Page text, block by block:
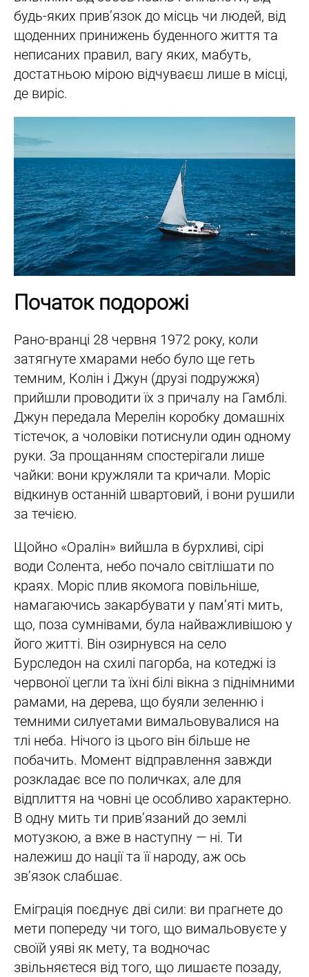
будь-яких прив’язок до місць чи людей, від
щоденних принижень буденного життя та
неписаних правил, вагу яких, мабуть,
достатньою мірою відчуваєш лише в місці,
де виріс.
Початок подорожі
Рано-вранці 28 червня 1972 року, коли
затягнуте хмарами небо було ще геть
темним, Колін і Джун (друзі подружжя)
прийшли проводити їх з причалу на Гамблі.
Джун передала Мерелін коробку домашніх
тістечок, а чоловіки потиснули один одному
руки. За прощанням спостерігали лише
чайки: вони кружляли та кричали. Моріс
відкинув останній швартовий, і вони рушили
за течією.
Щойно «Оралін» вийшла в бурхливі, сірі
води Солента, небо почало світлішати по
краях. Моріс плив якомога повільніше,
намагаючись закарбувати у пам’яті мить,
що, поза сумнівами, була найважливішою у
його житті. Він озирнувся на село
Бурследон на схилі пагорба, на котеджі із
червоної цегли та їхні білі вікна з піднімними
рамами, на дерева, що буяли зеленню і
темними силуетами вимальовувалися на
тлі неба. Нічого із цього він більше не
побачить. Момент відправлення завжди
розкладає все по поличках, але для
відплиття на човні це особливо характерно.
В одну мить ти прив’язаний до землі
мотузкою, а вже в наступну — ні. Ти
належиш до нації та її народу, аж ось
зв’язок слабшає.
Еміграція поєднує дві сили: ви прагнете до
мети попереду чи того, що вимальовуєте у
своїй уяві як мету, та водночас
звільняєтеся від того, що лишаєте позаду,